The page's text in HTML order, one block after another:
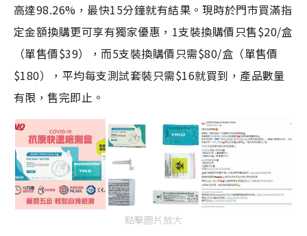
高達98.26%，最快15分鐘就有結果。現時於門市買滿指
定金額換購更可享有獨家優惠，1支裝換購價只售$20/盒
（單售價$39），而5支裝換購價只需$80/盒（單售價
$180），平均每支測試套裝只需$16就買到，產品數量
有限，售完即止。
點擊圖片放大